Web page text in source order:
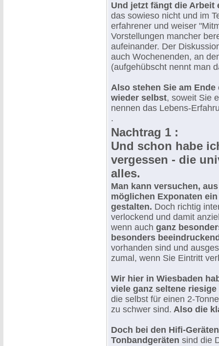
Und jetzt fängt die
das sowieso nicht und im
erfahrener und weiser
Vorstellungen mancher
aufeinander. Der
auch Wochenenden, an
(aufgehübscht nennt man
Also stehen Sie am
wieder selbst, soweit Sie
nennen das Lebens-
.
Nachtrag 1 :
Und schon habe
vergessen - die
alles.
Man kann versuchen,
möglichen Exponaten
gestalten. Doch richtig
verlockend und damit
wenn auch ganz
besonders
vorhanden sind und
zumal, wenn Sie Eintritt
Wir hier in Wiesbaden
viele ganz seltene
die selbst für einen 2-
zu schwer sind. Also die
Doch bei den Hifi-
Tonbandgeräten sind die